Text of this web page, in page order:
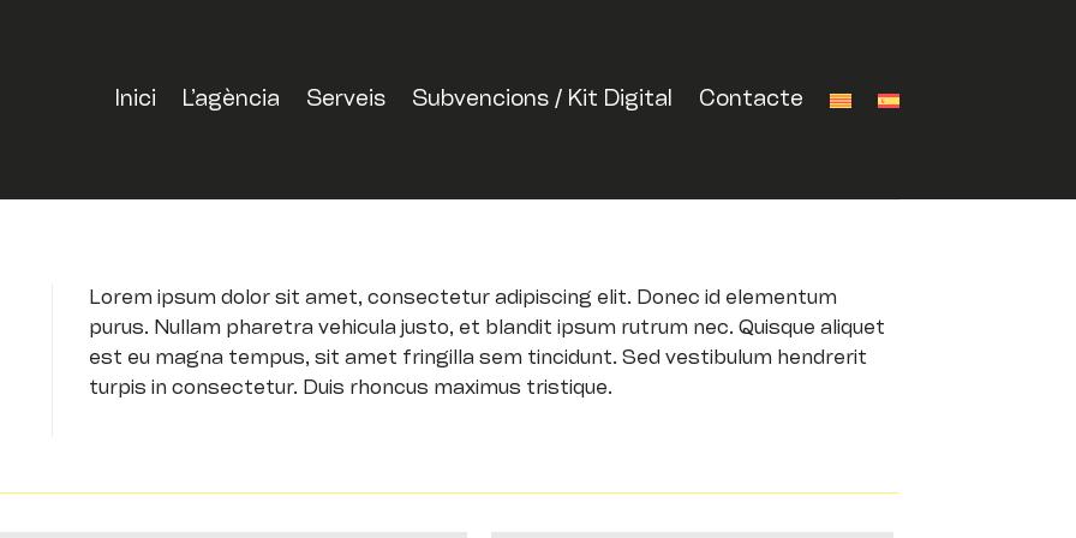
Inici L’agència Serveis Subvencions / Kit Digital Contacte
Lorem ipsum dolor sit amet, consectetur adipiscing elit. Donec id elementum
purus. Nullam pharetra vehicula justo, et blandit ipsum rutrum nec. Quisque aliquet
est eu magna tempus, sit amet fringilla sem tincidunt. Sed vestibulum hendrerit
turpis in consectetur. Duis rhoncus maximus tristique.